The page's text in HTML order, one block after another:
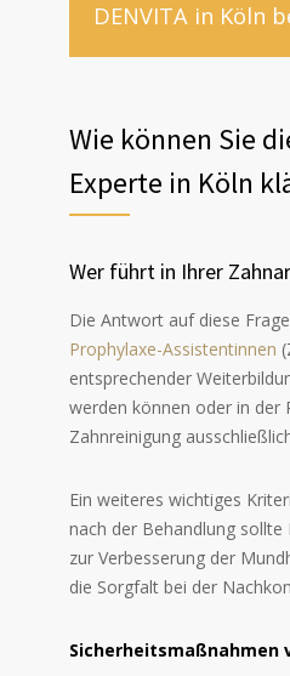
DENVITA in Köln
Wie können Sie
Experte in Köln
Wer führt in Ihrer
Die Antwort auf diese
Prophylaxe-Assistentinnen
entsprechender
werden können oder in der
Zahnreinigung
Ein weiteres wichtiges
nach der Behandlung
zur Verbesserung der
die Sorgfalt bei der
Sicherheitsmaßnahmen